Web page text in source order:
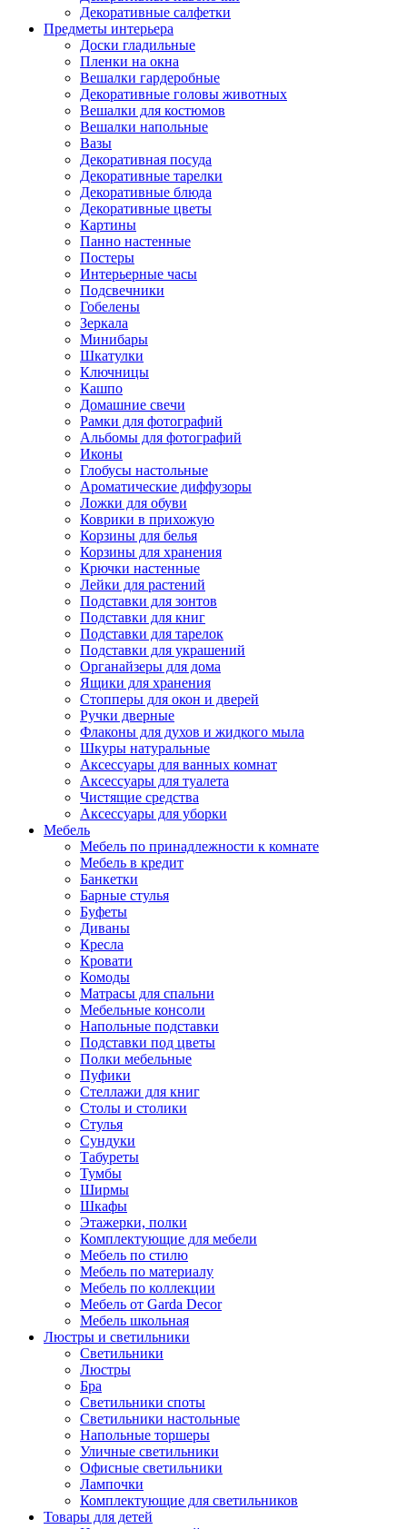
Декоративные салфетки
Предметы интерьера
Доски гладильные
Пленки на окна
Вешалки гардеробные
Декоративные головы животных
Вешалки для костюмов
Вешалки напольные
Вазы
Декоративная посуда
Декоративные тарелки
Декоративные блюда
Декоративные цветы
Картины
Панно настенные
Постеры
Интерьерные часы
Подсвечники
Гобелены
Зеркала
Минибары
Шкатулки
Ключницы
Кашпо
Домашние свечи
Рамки для фотографий
Альбомы для фотографий
Иконы
Глобусы настольные
Ароматические диффузоры
Ложки для обуви
Коврики в прихожую
Корзины для белья
Корзины для хранения
Крючки настенные
Лейки для растений
Подставки для зонтов
Подставки для книг
Подставки для тарелок
Подставки для украшений
Органайзеры для дома
Ящики для хранения
Стопперы для окон и дверей
Ручки дверные
Флаконы для духов и жидкого мыла
Шкуры натуральные
Аксессуары для ванных комнат
Аксессуары для туалета
Чистящие средства
Аксессуары для уборки
Мебель
Мебель по принадлежности к комнате
Мебель в кредит
Банкетки
Барные стулья
Буфеты
Диваны
Кресла
Кровати
Комоды
Матрасы для спальни
Мебельные консоли
Напольные подставки
Подставки под цветы
Полки мебельные
Пуфики
Стеллажи для книг
Столы и столики
Стулья
Сундуки
Табуреты
Тумбы
Ширмы
Шкафы
Этажерки, полки
Комплектующие для мебели
Мебель по стилю
Мебель по материалу
Мебель по коллекции
Мебель от Garda Decor
Мебель школьная
Люстры и светильники
Светильники
Люстры
Бра
Светильники споты
Светильники настольные
Напольные торшеры
Уличные светильники
Офисные светильники
Лампочки
Комплектующие для светильников
Товары для детей